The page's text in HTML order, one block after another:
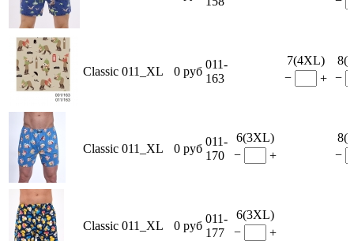
Classic 011_XL 0 руб
011-
163
7(4XL)
−
+ −
Classic 011_XL 0 руб
011-
170
6(3XL)
−
+
−
Classic 011_XL 0 руб
011-
177
6(3XL)
−
+